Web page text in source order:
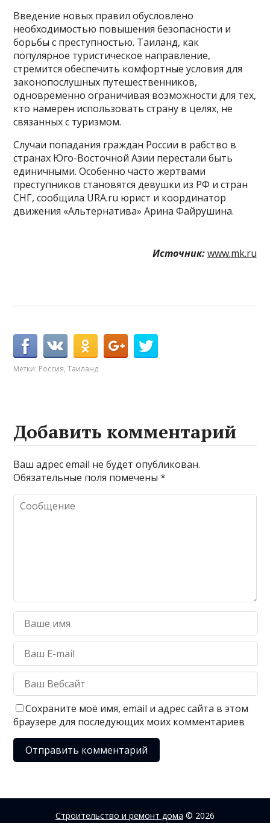
Введение новых правил обусловлено
необходимостью повышения безопасности и
борьбы с преступностью. Таиланд, как
популярное туристическое направление,
стремится обеспечить комфортные условия для
законопослушных путешественников,
одновременно ограничивая возможности для тех,
кто намерен использовать страну в целях, не
связанных с туризмом.
Случаи попадания граждан России в рабство в
странах Юго-Восточной Азии перестали быть
единичными. Особенно часто жертвами
преступников становятся девушки из РФ и стран
СНГ, сообщила URA.ru юрист и координатор
движения «Альтернатива» Арина Файрушина.
Источник: www.mk.ru
Метки: Россия,Таиланд
Добавить комментарий
Ваш адрес email не будет опубликован.
Обязательные поля помечены*
Сохраните моё имя, email и адрес сайта в этом
браузере для последующих моих комментариев
Строительство и ремонт дома © 2026